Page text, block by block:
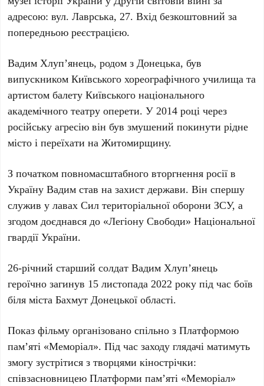
адресою: вул. Лаврська, 27. Вхід безкоштовний за
попередньою реєстрацією.
Вадим Хлуп’янець, родом зДонецька, був
випускником Київського хореографічного училища та
артистом балетуКиївського національного
академічного театру оперети. У2014 році через
російську агресію він був змушений покинути рідне
місто і переїхати на Житомирщину.
З початком повномасштабного вторгнення росії в
УкраїнуВадим став на захист держави. Він спершу
служив у лавахСил територіальної оборони ЗСУ, а
згодом доєднався до «Легіону Свободи» Національної
гвардії України.
26-річний старший солдатВадим Хлуп’янець
героїчно загинув 15 листопада 2022 року під час боїв
біля містаБахмут Донецької області.
Показ фільму організовано спільно зПлатформою
пам’яті «Меморіал». Під час заходу глядачі матимуть
змогу зустрітися з творцями кінострічки:
співзасновницеюПлатформи пам’яті «Меморіал»